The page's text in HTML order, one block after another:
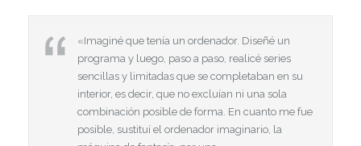
«Imaginé que tenía un ordenador. Diseñé un
programa y luego, paso a paso, realicé series
sencillas y limitadas que se completaban en su
interior, es decir, que no excluían ni una sola
combinación posible de forma. En cuanto me fue
posible, sustituí el ordenador imaginario, la